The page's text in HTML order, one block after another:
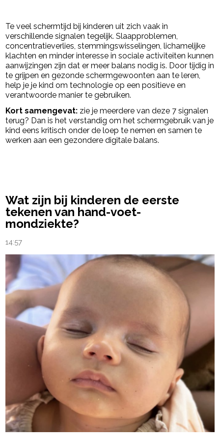
Te veel schermtijd bij kinderen uit zich vaak in
verschillende signalen tegelijk. Slaapproblemen,
concentratieverlies, stemmingswisselingen, lichamelijke
klachten en minder interesse in sociale activiteiten kunnen
aanwijzingen zijn dat er meer balans nodig is. Door tijdig in
te grijpen en gezonde schermgewoonten aan te leren,
help je je kind om technologie op een positieve en
verantwoorde manier te gebruiken.
Kort samengevat: zie je meerdere van deze 7 signalen
terug? Dan is het verstandig om het schermgebruik van je
kind eens kritisch onder de loep te nemen en samen te
werken aan een gezondere digitale balans.
Wat zijn bij kinderen de eerste
tekenen van hand-voet-
mondziekte?
14:57